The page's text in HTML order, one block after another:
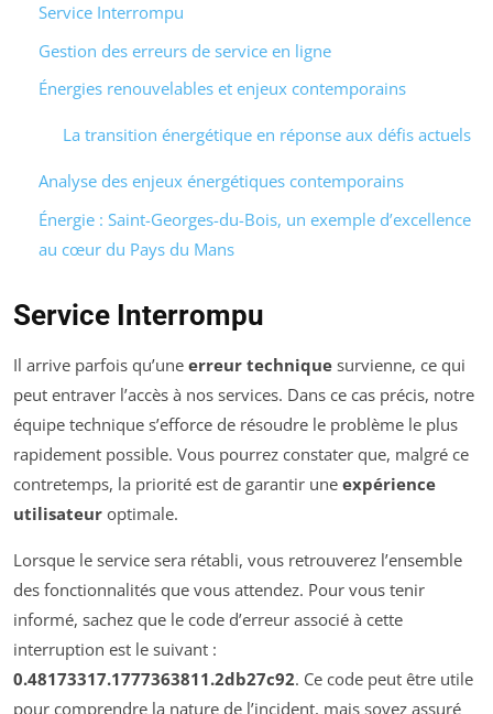
Service Interrompu
Gestion des erreurs de service en ligne
Énergies renouvelables et enjeux contemporains
La transition énergétique en réponse aux défis actuels
Analyse des enjeux énergétiques contemporains
Énergie : Saint-Georges-du-Bois, un exemple d’excellence
au cœur du Pays du Mans
Service Interrompu
Il arrive parfois qu’une erreur technique survienne, ce qui
peut entraver l’accès à nos services. Dans ce cas précis, notre
équipe technique s’efforce de résoudre le problème le plus
rapidement possible. Vous pourrez constater que, malgré ce
contretemps, la priorité est de garantir une expérience
utilisateur optimale.
Lorsque le service sera rétabli, vous retrouverez l’ensemble
des fonctionnalités que vous attendez. Pour vous tenir
informé, sachez que le code d’erreur associé à cette
interruption est le suivant :
0.48173317.1777363811.2db27c92. Ce code peut être utile
pour comprendre la nature de l’incident, mais soyez assuré